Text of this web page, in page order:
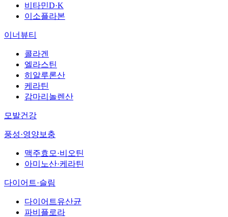
비타민D·K
이소플라본
이너뷰티
콜라겐
엘라스틴
히알루론산
케라틴
감마리놀렌산
모발건강
풍성·영양보충
맥주효모·비오틴
아미노산·케라틴
다이어트·슬림
다이어트유산균
파비플로라